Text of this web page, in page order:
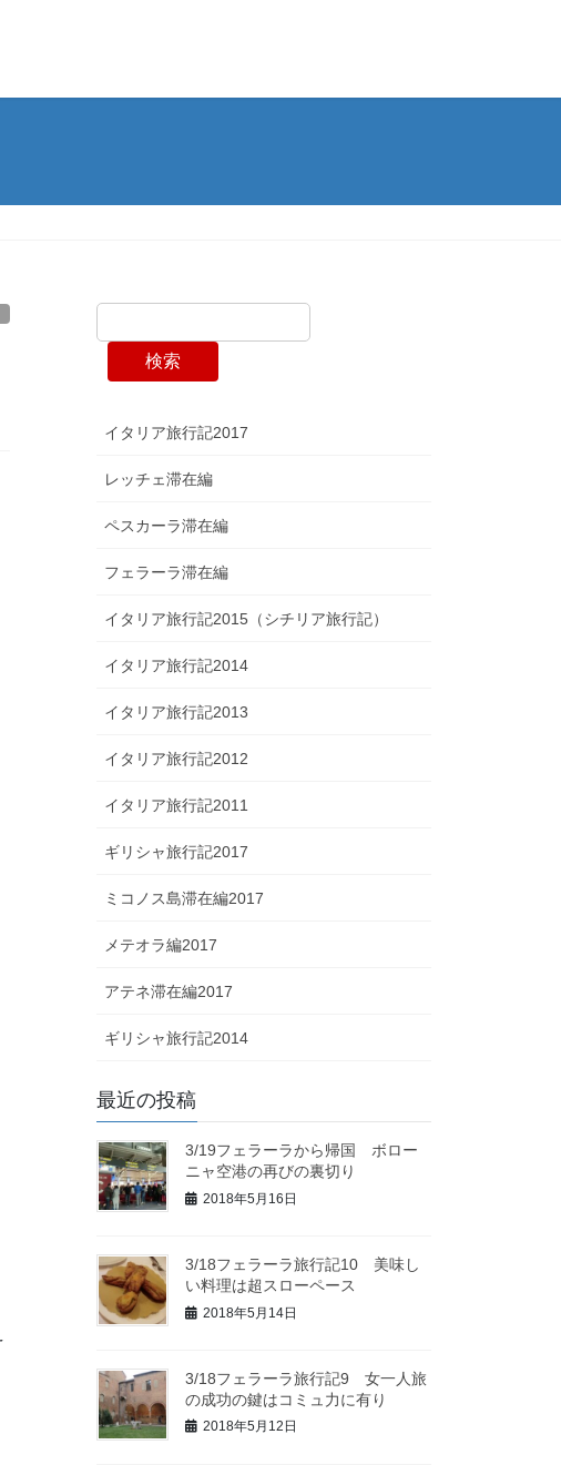
検索
イタリア旅行記2017
レッチェ滞在編
ペスカーラ滞在編
フェラーラ滞在編
イタリア旅行記2015（シチリア旅行記）
イタリア旅行記2014
イタリア旅行記2013
イタリア旅行記2012
イタリア旅行記2011
ギリシャ旅行記2017
ミコノス島滞在編2017
メテオラ編2017
アテネ滞在編2017
ギリシャ旅行記2014
最近の投稿
3/19フェラーラから帰国 ボロー
ニャ空港の再びの裏切り
2018年5月16日
3/18フェラーラ旅行記10 美味し
い料理は超スローペース
2018年5月14日
3/18フェラーラ旅行記9 女一人旅
の成功の鍵はコミュ力に有り
2018年5月12日